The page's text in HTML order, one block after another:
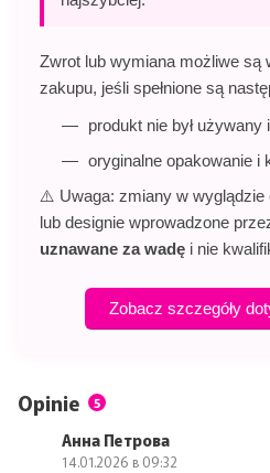
Zwrot lub wymiana możliwe są
zakupu, jeśli spełnione są
produkt nie był używany
oryginalne opakowanie i
⚠️ Uwaga: zmiany w wyglądzie
lub designie wprowadzone
uznawane za wadę i nie
Zobacz szczegóły
Opinie 5
Анна Петрова
14.01.2026 в 09:32